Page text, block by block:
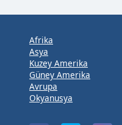
Afrika
Asya
Kuzey Amerika
Güney Amerika
Avrupa
Okyanusya